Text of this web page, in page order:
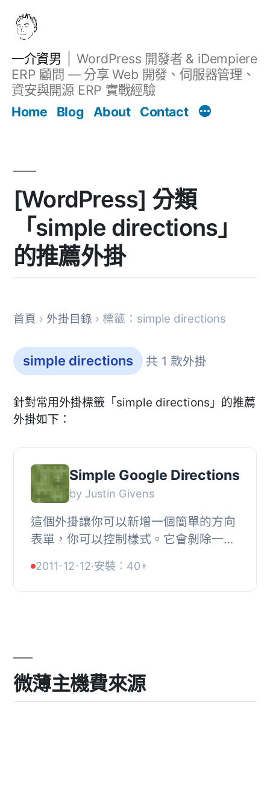
一介資男
WordPress 開發者 & iDempiere
ERP 顧問 — 分享 Web 開發、伺服器管理、
資安與開源 ERP 實戰經驗
Home
Blog About Contact
[WordPress] 分類
「simple directions」
的推薦外掛
首頁 › 外掛目錄 › 標籤：simple directions
simple directions 共 1 款外掛
針對常用外掛標籤「simple directions」的推薦
外掛如下：
Simple Google Directions
by Justin Givens
這個外掛讓你可以新增一個簡單的方向
表單，你可以控制樣式。它會剝除一些
格輸出。我在一些客戶的網站上使用過
它，覺得讓...
2011-12-12·安裝：40+
微薄主機費來源
文章